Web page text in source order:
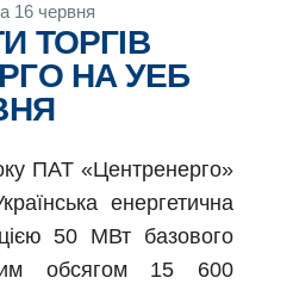
16 червня
ТОРГІВ
НА УЕБ
ПАТ «Центренерго»
енергетична
50 МВт базового
обсягом 15 600